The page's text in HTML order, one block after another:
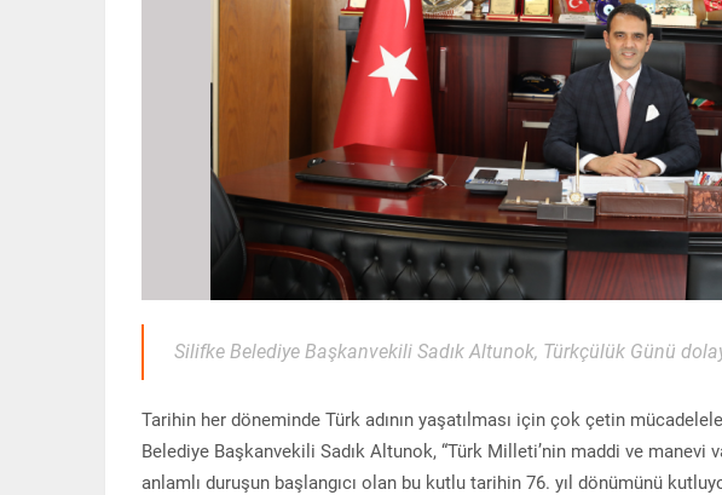
Silifke Belediye Başkanvekili Sadık Altunok, Türkçülük Günü
Tarihin her döneminde Türk adının yaşatılması için çok çetin
Belediye Başkanvekili Sadık Altunok, “Türk Milleti’nin maddi ve manevi
anlamlı duruşun başlangıcı olan bu kutlu tarihin 76. yıl dönümünü